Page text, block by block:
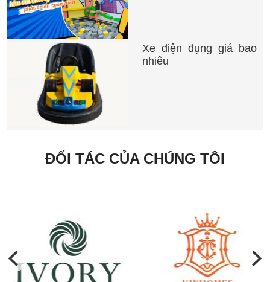
Xe điện đụng giá bao
nhiêu
ĐỐI TÁC CỦA CHÚNG TÔI